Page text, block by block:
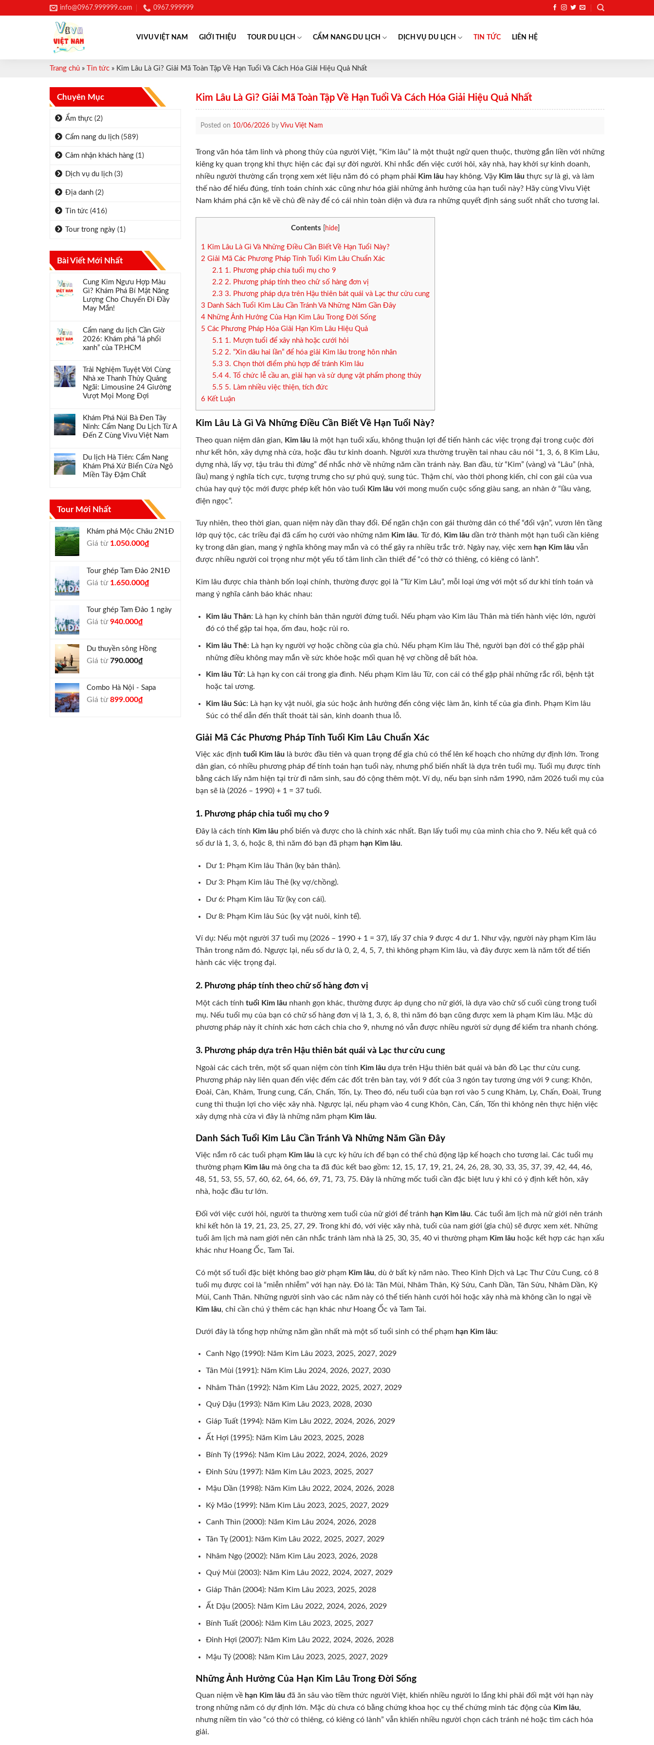
to
info@0967.999999.com 0967.999999
VIVU VIỆT NAM GIỚI THIỆU TOUR DU LỊCH CẨM NANG DU LỊCH DỊCH VỤ DU LỊCH TIN TỨC LIÊN HỆ
Trang chủ » Tin tức » Kim Lâu Là Gì? Giải Mã Toàn Tập Về Hạn Tuổi Và Cách Hóa Giải Hiệu Quả Nhất
Chuyên Mục
Ẩm thực (2)
Cẩm nang du lịch (589)
Cảm nhận khách hàng (1)
Dịch vụ du lịch (3)
Địa danh (2)
Tin tức (416)
Tour trong ngày (1)
Bài Viết Mới Nhất
Cung Kim Ngưu Hợp Màu
Gì? Khám Phá Bí Mật Năng
Lượng Cho Chuyến Đi Đầy
May Mắn!
Cẩm nang du lịch Cần Giờ
2026: Khám phá “lá phổi
xanh” của TP.HCM
Trải Nghiệm Tuyệt Vời Cùng
Nhà xe Thanh Thủy Quảng
Ngãi: Limousine 24 Giường
Vượt Mọi Mong Đợi
Khám Phá Núi Bà Đen Tây
Ninh: Cẩm Nang Du Lịch Từ A
Đến Z Cùng Vivu Việt Nam
Du lịch Hà Tiên: Cẩm Nang
Khám Phá Xứ Biển Cửa Ngõ
Miền Tây Đậm Chất
Tour Mới Nhất
Khám phá Mộc Châu 2N1Đ
Giá từ Giá
1.300.000₫.
1.050.000₫Giá
là:
Tour ghép Tam Đảo 2N1Đ
Giá từ Giá
1.800.000₫.
1.650.000₫Giá
là:
Tour ghép Tam Đảo 1 ngày
Giá từGiá
1.000.000₫.
940.000₫Giá
là:
Du thuyền sông Hồng
Giá từ790.000₫
Combo Hà Nội - Sapa
Giá từGiá
899.000₫Giá
Kim Lâu Là Gì? Giải Mã Toàn Tập Về Hạn Tuổi Và Cách Hóa Giải Hiệu Quả Nhất
Posted on 10/06/2026 by Vivu Việt Nam
Trong văn hóa tâm linh và phong thủy của người Việt, “Kim lâu” là một thuật ngữ quen thuộc, thường gắn liền với những
kiêng kỵ quan trọng khi thực hiện các đại sự đời người. Khi nhắc đến việc cưới hỏi, xây nhà, hay khởi sự kinh doanh,
nhiều người thường cẩn trọng xem xét liệu năm đó có phạm phải Kim lâu hay không. Vậy Kim lâu thực sự là gì, và làm
thế nào để hiểu đúng, tính toán chính xác cũng như hóa giải những ảnh hưởng của hạn tuổi này? Hãy cùng Vivu Việt
Nam khám phá cặn kẽ về chủ đề này để có cái nhìn toàn diện và đưa ra những quyết định sáng suốt nhất cho tương lai.
Contents hide
1 Kim Lâu Là Gì Và Những Điều Cần Biết Về Hạn Tuổi Này?
2 Giải Mã Các Phương Pháp Tính Tuổi Kim Lâu Chuẩn Xác
2.1 1. Phương pháp chia tuổi mụ cho 9
2.2 2. Phương pháp tính theo chữ số hàng đơn vị
2.3 3. Phương pháp dựa trên Hậu thiên bát quái và Lạc thư cửu cung
3 Danh Sách Tuổi Kim Lâu Cần Tránh Và Những Năm Gần Đây
4 Những Ảnh Hưởng Của Hạn Kim Lâu Trong Đời Sống
5 Các Phương Pháp Hóa Giải Hạn Kim Lâu Hiệu Quả
5.1 1. Mượn tuổi để xây nhà hoặc cưới hỏi
5.2 2. “Xin dâu hai lần” để hóa giải Kim lâu trong hôn nhân
5.3 3. Chọn thời điểm phù hợp để tránh Kim lâu
5.44. Tổ chức lễ cầu an, giải hạn và sử dụng vật phẩm phong thủy
5.5 5. Làm nhiều việc thiện, tích đức
6 Kết Luận
Kim Lâu Là Gì Và Những Điều Cần Biết Về Hạn Tuổi Này?
Theo quan niệm dân gian, Kim lâu là một hạn tuổi xấu, không thuận lợi để tiến hành các việc trọng đại trong cuộc đời
như kết hôn, xây dựng nhà cửa, hoặc đầu tư kinh doanh. Người xưa thường truyền tai nhau câu nói “1, 3, 6, 8 Kim Lâu,
dựng nhà, lấy vợ, tậu trâu thì đừng” để nhắc nhở về những năm cần tránh này. Ban đầu, từ “Kim” (vàng) và “Lâu” (nhà,
lầu) mang ý nghĩa tích cực, tượng trưng cho sự phú quý, sung túc. Thậm chí, vào thời phong kiến, chỉ con gái của vua
chúa hay quý tộc mới được phép kết hôn vào tuổi Kim lâu với mong muốn cuộc sống giàu sang, an nhàn ở “lầu vàng,
điện ngọc”.
Tuy nhiên, theo thời gian, quan niệm này dần thay đổi. Để ngăn chặn con gái thường dân có thể “đổi vận”, vươn lên tầng
lớp quý tộc, các triều đại đã cấm họ cưới vào những năm Kim lâu. Từ đó, Kim lâu dần trở thành một hạn tuổi cần kiêng
kỵ trong dân gian, mang ý nghĩa không may mắn và có thể gây ra nhiều trắc trở. Ngày nay, việc xem hạn Kim lâu vẫn
được nhiều người coi trọng như một yếu tố tâm linh cần thiết để “có thờ có thiêng, có kiêng có lành”.
Kim lâu được chia thành bốn loại chính, thường được gọi là “Tứ Kim Lâu”, mỗi loại ứng với một số dư khi tính toán và
mang ý nghĩa cảnh báo khác nhau:
Kim lâu Thân: Là hạn kỵ chính bản thân người đứng tuổi. Nếu phạm vào Kim lâu Thân mà tiến hành việc lớn, người
đó có thể gặp tai họa, ốm đau, hoặc rủi ro.
Kim lâu Thê: Là hạn kỵ người vợ hoặc chồng của gia chủ. Nếu phạm Kim lâu Thê, người bạn đời có thể gặp phải
những điều không may mắn về sức khỏe hoặc mối quan hệ vợ chồng dễ bất hòa.
Kim lâu Tử: Là hạn kỵ con cái trong gia đình. Nếu phạm Kim lâu Tử, con cái có thể gặp phải những rắc rối, bệnh tật
hoặc tai ương.
Kim lâu Súc: Là hạn kỵ vật nuôi, gia súc hoặc ảnh hưởng đến công việc làm ăn, kinh tế của gia đình. Phạm Kim lâu
Súc có thể dẫn đến thất thoát tài sản, kinh doanh thua lỗ.
Giải Mã Các Phương Pháp Tính Tuổi Kim Lâu Chuẩn Xác
Việc xác định tuổi Kim lâu là bước đầu tiên và quan trọng để gia chủ có thể lên kế hoạch cho những dự định lớn. Trong
dân gian, có nhiều phương pháp để tính toán hạn tuổi này, nhưng phổ biến nhất là dựa trên tuổi mụ. Tuổi mụ được tính
bằng cách lấy năm hiện tại trừ đi năm sinh, sau đó cộng thêm một. Ví dụ, nếu bạn sinh năm 1990, năm 2026 tuổi mụ của
bạn sẽ là (2026 – 1990) + 1 = 37 tuổi.
1. Phương pháp chia tuổi mụ cho 9
Đây là cách tính Kim lâu phổ biến và được cho là chính xác nhất. Bạn lấy tuổi mụ của mình chia cho 9. Nếu kết quả có
số dư là 1, 3, 6, hoặc 8, thì năm đó bạn đã phạm hạn Kim lâu.
Dư 1: Phạm Kim lâu Thân (kỵ bản thân).
Dư 3: Phạm Kim lâu Thê (kỵ vợ/chồng).
Dư 6: Phạm Kim lâu Tử (kỵ con cái).
Dư 8: Phạm Kim lâu Súc (kỵ vật nuôi, kinh tế).
Ví dụ: Nếu một người 37 tuổi mụ (2026 – 1990 + 1 = 37), lấy 37 chia 9 được 4 dư 1. Như vậy, người này phạm Kim lâu
Thân trong năm đó. Ngược lại, nếu số dư là 0, 2, 4, 5, 7, thì không phạm Kim lâu, và đây được xem là năm tốt để tiến
hành các việc trọng đại.
2. Phương pháp tính theo chữ số hàng đơn vị
Một cách tính tuổi Kim lâu nhanh gọn khác, thường được áp dụng cho nữ giới, là dựa vào chữ số cuối cùng trong tuổi
mụ. Nếu tuổi mụ của bạn có chữ số hàng đơn vị là 1, 3, 6, 8, thì năm đó bạn cũng được xem là phạm Kim lâu. Mặc dù
phương pháp này ít chính xác hơn cách chia cho 9, nhưng nó vẫn được nhiều người sử dụng để kiểm tra nhanh chóng.
3. Phương pháp dựa trên Hậu thiên bát quái và Lạc thư cửu cung
Ngoài các cách trên, một số quan niệm còn tính Kim lâu dựa trên Hậu thiên bát quái và bản đồ Lạc thư cửu cung.
Phương pháp này liên quan đến việc đếm các đốt trên bàn tay, với 9 đốt của 3 ngón tay tương ứng với 9 cung: Khôn,
Đoài, Càn, Khảm, Trung cung, Cấn, Chấn, Tốn, Ly. Theo đó, nếu tuổi của bạn rơi vào 5 cung Khảm, Ly, Chấn, Đoài, Trung
cung thì thuận lợi cho việc xây nhà. Ngược lại, nếu phạm vào 4 cung Khôn, Càn, Cấn, Tốn thì không nên thực hiện việc
xây dựng nhà cửa vì đây là những năm phạm Kim lâu.
Danh Sách Tuổi Kim Lâu Cần Tránh Và Những Năm Gần Đây
Việc nắm rõ các tuổi phạm Kim lâu là cực kỳ hữu ích để bạn có thể chủ động lập kế hoạch cho tương lai. Các tuổi mụ
thường phạm Kim lâu mà ông cha ta đã đúc kết bao gồm: 12, 15, 17, 19, 21, 24, 26, 28, 30, 33, 35, 37, 39, 42, 44, 46,
48, 51, 53, 55, 57, 60, 62, 64, 66, 69, 71, 73, 75. Đây là những mốc tuổi cần đặc biệt lưu ý khi có ý định kết hôn, xây
nhà, hoặc đầu tư lớn.
Đối với việc cưới hỏi, người ta thường xem tuổi của nữ giới để tránh hạn Kim lâu. Các tuổi âm lịch mà nữ giới nên tránh
khi kết hôn là 19, 21, 23, 25, 27, 29. Trong khi đó, với việc xây nhà, tuổi của nam giới (gia chủ) sẽ được xem xét. Những
tuổi âm lịch mà nam giới nên cân nhắc tránh làm nhà là 25, 30, 35, 40 vì thường phạm Kim lâu hoặc kết hợp các hạn xấu
khác như Hoang Ốc, Tam Tai.
Có một số tuổi đặc biệt không bao giờ phạm Kim lâu, dù ở bất kỳ năm nào. Theo Kinh Dịch và Lạc Thư Cửu Cung, có 8
tuổi mụ được coi là “miễn nhiễm” với hạn này. Đó là: Tân Mùi, Nhâm Thân, Kỷ Sửu, Canh Dần, Tân Sửu, Nhâm Dần, Kỷ
Mùi, Canh Thân. Những người sinh vào các năm này có thể tiến hành cưới hỏi hoặc xây nhà mà không cần lo ngại về
Kim lâu, chỉ cần chú ý thêm các hạn khác như Hoang Ốc và Tam Tai.
Dưới đây là tổng hợp những năm gần nhất mà một số tuổi sinh có thể phạm hạn Kim lâu:
Canh Ngọ (1990): Năm Kim Lâu 2023, 2025, 2027, 2029
Tân Mùi (1991): Năm Kim Lâu 2024, 2026, 2027, 2030
Nhâm Thân (1992): Năm Kim Lâu 2022, 2025, 2027, 2029
Quý Dậu (1993): Năm Kim Lâu 2023, 2028, 2030
Giáp Tuất (1994): Năm Kim Lâu 2022, 2024, 2026, 2029
Ất Hợi (1995): Năm Kim Lâu 2023, 2025, 2028
Bính Tý (1996): Năm Kim Lâu 2022, 2024, 2026, 2029
Đinh Sửu (1997): Năm Kim Lâu 2023, 2025, 2027
Mậu Dần (1998): Năm Kim Lâu 2022, 2024, 2026, 2028
Kỷ Mão (1999): Năm Kim Lâu 2023, 2025, 2027, 2029
Canh Thìn (2000): Năm Kim Lâu 2024, 2026, 2028
Tân Tỵ (2001): Năm Kim Lâu 2022, 2025, 2027, 2029
Nhâm Ngọ (2002): Năm Kim Lâu 2023, 2026, 2028
Quý Mùi (2003): Năm Kim Lâu 2022, 2024, 2027, 2029
Giáp Thân (2004): Năm Kim Lâu 2023, 2025, 2028
Ất Dậu (2005): Năm Kim Lâu 2022, 2024, 2026, 2029
Bính Tuất (2006): Năm Kim Lâu 2023, 2025, 2027
Đinh Hợi (2007): Năm Kim Lâu 2022, 2024, 2026, 2028
Mậu Tý (2008): Năm Kim Lâu 2023, 2025, 2027, 2029
Những Ảnh Hưởng Của Hạn Kim Lâu Trong Đời Sống
Quan niệm về hạn Kim lâu đã ăn sâu vào tiềm thức người Việt, khiến nhiều người lo lắng khi phải đối mặt với hạn này
trong những năm có dự định lớn. Mặc dù chưa có bằng chứng khoa học cụ thể chứng minh tác động của Kim lâu,
nhưng niềm tin vào “có thờ có thiêng, có kiêng có lành” vẫn khiến nhiều người chọn cách tránh né hoặc tìm cách hóa
giải.